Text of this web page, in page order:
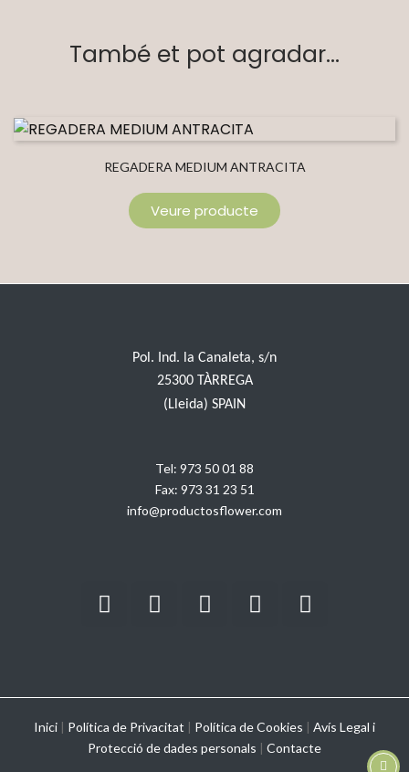
També et pot agradar...
REGADERA MEDIUM ANTRACITA
Veure producte
Pol. Ind. la Canaleta, s/n
25300 TÀRREGA
(Lleida) SPAIN
Tel: 973 50 01 88
Fax: 973 31 23 51
info@productosflower.com
Inici | Política de Privacitat | Política de Cookies | Avís Legal i
Protecció de dades personals | Contacte